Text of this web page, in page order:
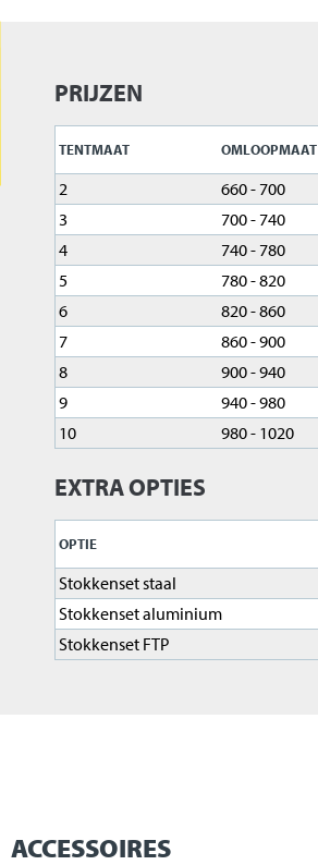
PRIJZEN
TENTMAAT OMLOOPMAAT
2 660 - 700
3
700 - 740
4
740 - 780
5
780 - 820
6
820 - 860
7
860 - 900
8
900 - 940
9
940 - 980
10
980 - 1020
EXTRA OPTIES
OPTIE
Stokkenset staal
Stokkenset aluminium
Stokkenset FTP
ACCESSOIRES